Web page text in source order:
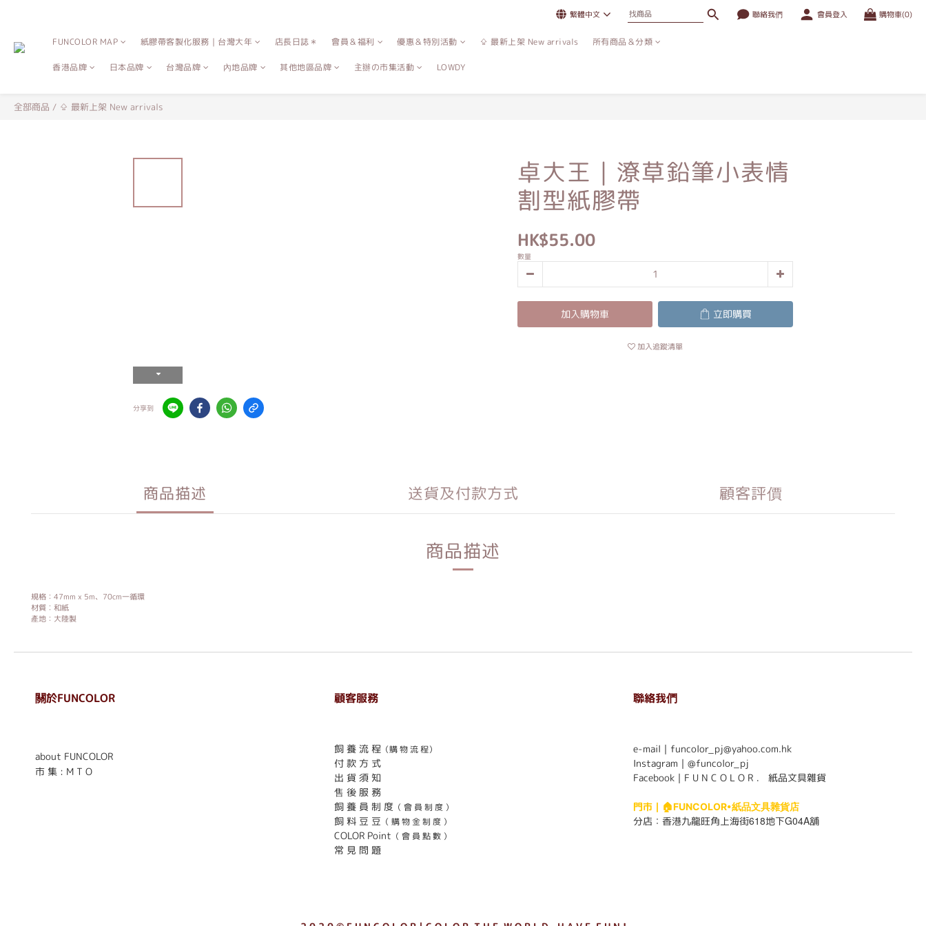
繁體中文 聯絡我們 會員登入 購物車(0)
FUNCOLOR MAP 紙膠帶客製化服務｜台灣大年 店長日誌＊ 會員＆福利 優惠＆特別活動 ⇪ 最新上架 New arrivals 所有商品＆分類
香港品牌 日本品牌 台灣品牌 內地品牌 其他地區品牌 主辦の市集活動 LOWDY
全部商品 / ⇪ 最新上架 New arrivals
分享到
卓大王｜潦草鉛筆小表情
割型紙膠帶
HK$55.00
數量
加入購物車 立即購買
加入追蹤清單
商品描述 送貨及付款方式 顧客評價
商品描述
規格：47mm x 5m、70cm一循環
材質︰和紙
產地：大陸製
關於FUNCOLOR
about FUNCOLOR
市 集 : M T O
顧客服務
飼 養 流 程 （購 物 流 程）
付 款 方 式
出 貨 須 知
售 後 服 務
飼 養 員 制 度 （ 會 員 制 度 ）
飼 料 豆 豆 （ 購 物 金 制 度 ）
COLOR Point （ 會 員 點 數 ）
常 見 問 題
聯絡我們
e-mail｜funcolor_pj@yahoo.com.hk
Instagram｜ @funcolor_pj
Facebook｜ F U N C O L O R ． 紙品文具雜貨
門市｜ 🏠FUNCOLOR•紙品文具雜貨店
分店： 香港九龍旺角上海街618地下G04A舖